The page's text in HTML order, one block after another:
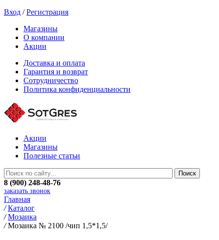
Вход /Регистрация
Магазины
О компании
Акции
Доставка и оплата
Гарантия и возврат
Сотрудничество
Политика конфиденциальности
Акции
Магазины
Полезные статьи
8 (900) 248-48-76
заказать звонок
Главная
/ Каталог
/ Мозаика
/ Мозаика № 2100 /чип 1,5*1,5/